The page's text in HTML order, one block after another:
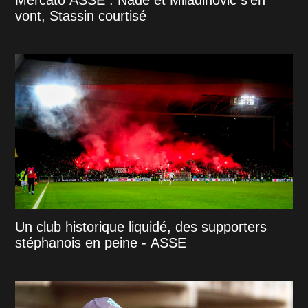
vont, Stassin courtisé
Un club historique liquidé, des supporters
stéphanois en peine - ASSE